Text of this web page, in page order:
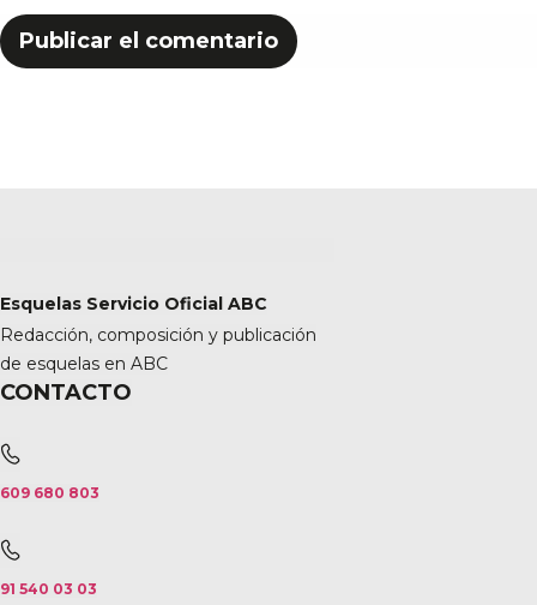
Esquelas Servicio Oficial ABC
Redacción, composición y publicación
de esquelas en ABC
CONTACTO
609 680 803
91 540 03 03